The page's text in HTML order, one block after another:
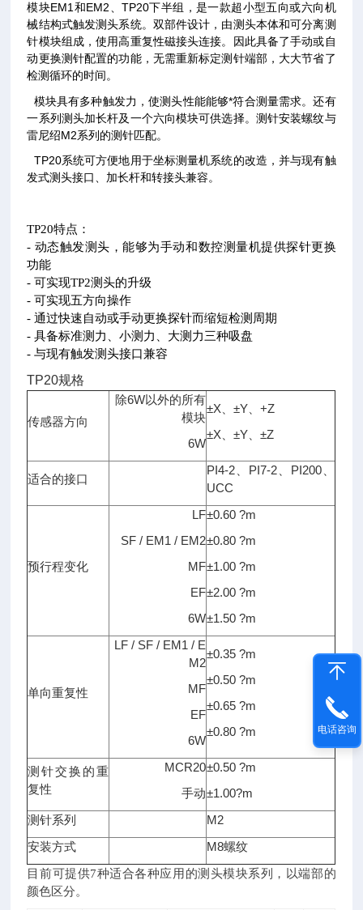
模块EM1和EM2、TP20下半组，是一款超小型五向或六向机
械结构式触发测头系统。双部件设计，由测头本体和可分离测
针模块组成，使用高重复性磁接头连接。因此具备了手动或自
动更换测针配置的功能，无需重新标定测针端部，大大节省了
检测循环的时间。
模块具有多种触发力，使测头性能能够*符合测量需求。还有
一系列测头加长杆及一个六向模块可供选择。测针安装螺纹与
雷尼绍M2系列的测针匹配。
TP20系统可方便地用于坐标测量机系统的改造，并与现有触
发式测头接口、加长杆和转接头兼容。
TP20特点：
- 动态触发测头，能够为手动和数控测量机提供探针更换
功能
- 可实现TP2测头的升级
- 可实现五方向操作
- 通过快速自动或手动更换探针而缩短检测周期
- 具备标准测力、小测力、大测力三种吸盘
- 与现有触发测头接口兼容
TP20规格
传感器方向
除6W以外的所有
模块
6W
±X、±Y、+Z
±X、±Y、±Z
适合的接口
PI4-2 、PI7-2、PI200、
UCC
预行程变化
LF
SF / EM1 / EM2
MF
EF
6W
±0.60 ?m
±0.80 ?m
±1.00 ?m
±2.00 ?m
±1.50 ?m
单向重复性
LF / SF / EM1 / E
M2
MF
EF
6W
±0.35 ?m
±0.50 ?m
±0.65 ?m
±0.80 ?m
测针交换的重
复性
MCR20
手动
±0.50 ?m
±1.00?m
测针系列
M2
安装方式
M8螺纹
目前可提供7种适合各种应用的测头模块系列，以端部的
颜色区分。
电话咨询